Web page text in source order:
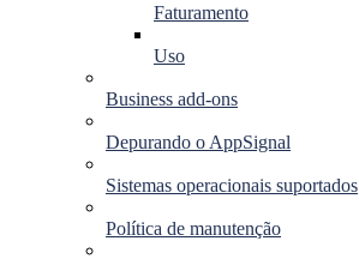
Faturamento
Uso
Business add-ons
Depurando o AppSignal
Sistemas operacionais suportados
Política de manutenção